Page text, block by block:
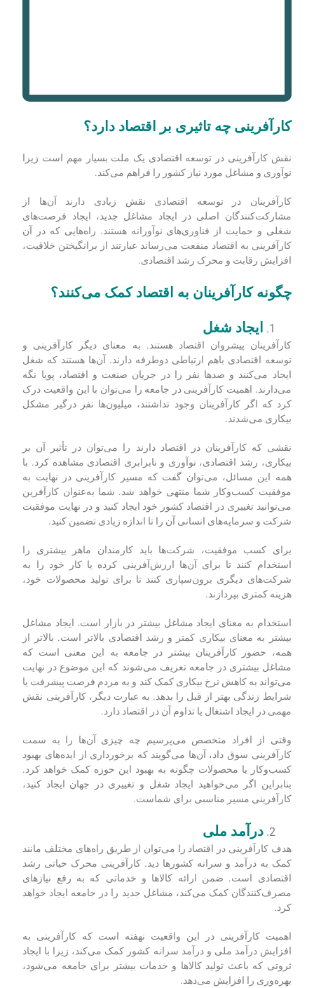
کارآفرینی چه تاثیری بر اقتصاد دارد؟
نقش کارآفرینی در توسعه اقتصادی یک ملت بسیار مهم است زیرا
نوآوری و مشاغل مورد نیاز کشور را فراهم می‌کند.
کارآفرینان در توسعه اقتصادی نقش زیادی دارند آن‌ها از
مشارکت‌کنندگان اصلی در ایجاد مشاغل جدید، ایجاد فرصت‌های
شغلی و حمایت از فناوری‌های نوآورانه هستند. راه‌هایی که در آن
کارآفرینی به اقتصاد منفعت می‌رساند عبارتند از برانگیختن خلاقیت،
افزایش رقابت و محرک رشد اقتصادی.
چگونه کارآفرینان به اقتصاد کمک می‌کنند؟
ایجاد شغل
کارآفرینان پیشروان اقتصاد هستند. به معنای دیگر کارآفرینی و
توسعه اقتصادی باهم ارتباطی دوطرفه دارند. آن‌ها هستند که شغل
ایجاد می‌کنند و صدها نفر را در جریان صنعت و اقتصاد، پویا نگه
می‌دارند. اهمیت کارآفرینی در جامعه را می‌توان با این واقعیت درک
کرد که اگر کارآفرینان وجود نداشتند، میلیون‌ها نفر درگیر مشکل
بیکاری می‌شدند.
نقشی که کارآفرینان در اقتصاد دارند را می‌توان در تأثیر آن بر
بیکاری، رشد اقتصادی، نوآوری و نابرابری اقتصادی مشاهده کرد. با
همه این مسائل، می‌توان گفت که مسیر کارآفرینی در نهایت به
موفقیت کسب‌وکار شما منتهی خواهد شد. شما به‌عنوان کارآفرین
می‌توانید تغییری در اقتصاد کشور خود ایجاد کنید و در نهایت موفقیت
شرکت و سرمایه‌های انسانی آن را تا اندازه زیادی تضمین کنید.
برای کسب موفقیت، شرکت‌ها باید کارمندان ماهر بیشتری را
استخدام کنند تا برای آن‌ها ارزش‌آفرینی کرده یا کار خود را به
شرکت‌های دیگری برون‌سپاری کنند تا برای تولید محصولات خود،
هزینه کمتری بپردازند.
استخدام به معنای ایجاد مشاغل بیشتر در بازار است. ایجاد مشاغل
بیشتر به معنای بیکاری کمتر و رشد اقتصادی بالاتر است. بالاتر از
همه، حضور کارآفرینان بیشتر در جامعه به این معنی است که
مشاغل بیشتری در جامعه تعریف می‌شوند که این موضوع در نهایت
می‌تواند به کاهش نرخ بیکاری کمک کند و به مردم فرصت پیشرفت یا
شرایط زندگی بهتر از قبل را بدهد. به عبارت دیگر، کارآفرینی نقش
مهمی در ایجاد اشتغال یا تداوم آن در اقتصاد دارد.
وقتی از افراد متخصص می‌پرسیم چه چیزی آن‌ها را به سمت
کارآفرینی سوق داد، آن‌ها می‌گویند که برخورداری از ایده‌های بهبود
کسب‌وکار یا محصولات چگونه به بهبود این حوزه کمک خواهد کرد.
بنابراین اگر می‌خواهید ایجاد شغل و تغییری در جهان ایجاد کنید،
کارآفرینی مسیر مناسبی برای شماست.
درآمد ملی
هدف کارآفرینی در اقتصاد را می‌توان از طریق راه‌های مختلف مانند
کمک به درآمد و سرانه کشورها دید. کارآفرینی محرک حیاتی رشد
اقتصادی است. ضمن ارائه کالاها و خدماتی که به رفع نیازهای
مصرف‌کنندگان کمک می‌کند، مشاغل جدید را در جامعه ایجاد خواهد
کرد.
اهمیت کارآفرینی در این واقعیت نهفته است که کارآفرینی به
افزایش درآمد ملی و درآمد سرانه کشور کمک می‌کند، زیرا با ایجاد
ثروتی که باعث تولید کالاها و خدمات بیشتر برای جامعه می‌شود،
بهره‌وری را افزایش می‌دهد.